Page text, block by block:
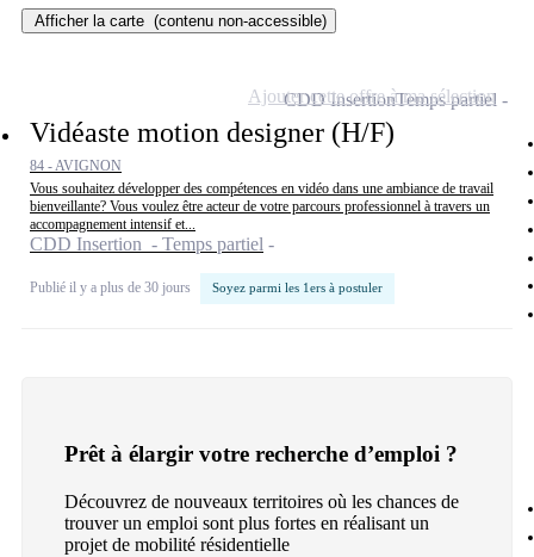
Afficher la carte (contenu non-accessible)
Vidéaste motion designer (H/F)
84 - AVIGNON
Vous souhaitez développer des compétences en vidéo dans une ambiance de travail
bienveillante? Vous voulez être acteur de votre parcours professionnel à travers un
accompagnement intensif et...
CDD Insertion - Temps partiel
Publié il y a plus de 30 jours Soyez parmi les 1ers à postuler
CDD InsertionTemps partiel
Ajouter cette offre à ma sélection
Prêt à élargir votre recherche d’emploi ?
Découvrez de nouveaux territoires où les chances de
trouver un emploi sont plus fortes en réalisant un
projet de mobilité résidentielle